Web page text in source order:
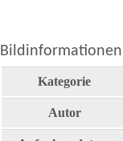
Bildinformationen
Kategorie
Autor